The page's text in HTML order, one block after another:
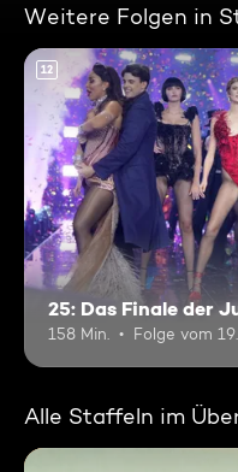
Weitere Folgen in
12
25: Das Finale der
158 Min. Folge vom
Alle Staffeln im